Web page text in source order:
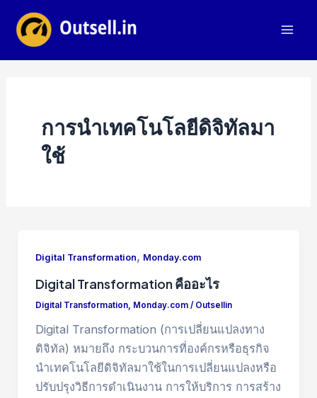
content
การนำเทคโนโลยีดิจิทัลมา
ใช้
Digital Transformation, Monday.com
Digital Transformation คืออะไร
Digital Transformation, Monday.com/ Outsellin
Digital Transformation (การเปลี่ยนแปลงทาง
ดิจิทัล) หมายถึง กระบวนการที่องค์กรหรือธุรกิจ
นำเทคโนโลยีดิจิทัลมาใช้ในการเปลี่ยนแปลงหรือ
ปรับปรุงวิธีการดำเนินงาน การให้บริการ การสร้าง